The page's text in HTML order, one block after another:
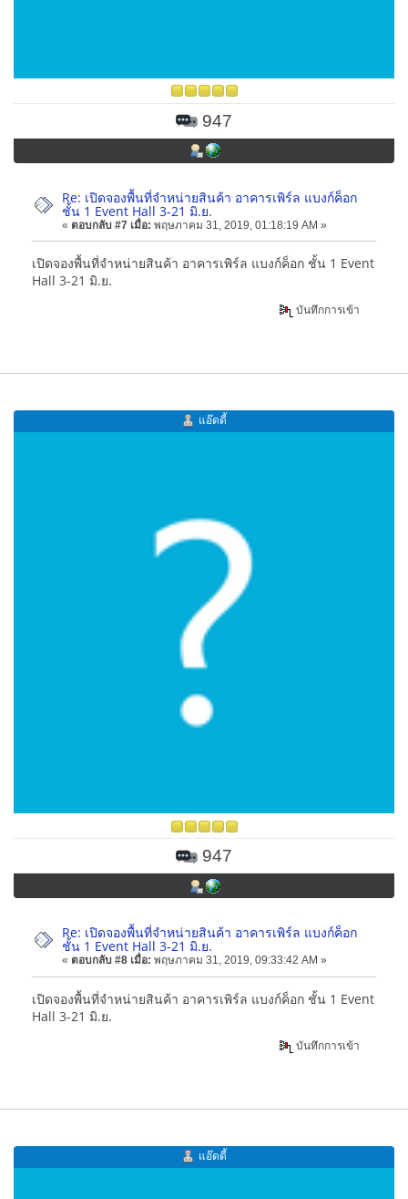
947
Re: เปิดจองพื้นที่จำหน่ายสินค้า อาคารเพิร์ล แบงก์ค็อก
ชั้น 1 Event Hall 3-21 มิ.ย.
« ตอบกลับ #7 เมื่อ: พฤษภาคม 31, 2019, 01:18:19 AM »
เปิดจองพื้นที่จำหน่ายสินค้า อาคารเพิร์ล แบงก์ค็อก ชั้น 1 Event
Hall 3-21 มิ.ย.
บันทึกการเข้า
แอ๊ดดี้
947
Re: เปิดจองพื้นที่จำหน่ายสินค้า อาคารเพิร์ล แบงก์ค็อก
ชั้น 1 Event Hall 3-21 มิ.ย.
« ตอบกลับ #8 เมื่อ: พฤษภาคม 31, 2019, 09:33:42 AM »
เปิดจองพื้นที่จำหน่ายสินค้า อาคารเพิร์ล แบงก์ค็อก ชั้น 1 Event
Hall 3-21 มิ.ย.
บันทึกการเข้า
แอ๊ดดี้